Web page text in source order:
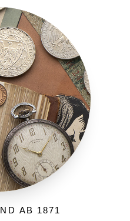
ab 1871